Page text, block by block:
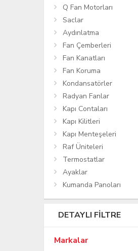
Q Fan Motorları
Saclar
Aydınlatma
Fan Çemberleri
Fan Kanatları
Fan Koruma
Kondansatörler
Radyan Fanlar
Kapı Contaları
Kapı Kilitleri
Kapı Menteşeleri
Raf Üniteleri
Termostatlar
Ayaklar
Kumanda Panoları
DETAYLI FILTRE
Markalar